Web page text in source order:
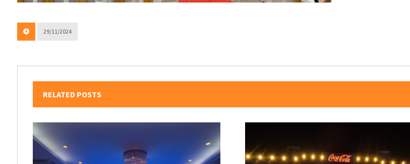
29/11/2024
RELATED POSTS